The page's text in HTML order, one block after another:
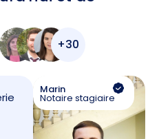
+30
Marin
Notaire stagiaire